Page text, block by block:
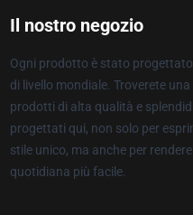
Il nostro negozio
Ogni prodotto è stato
di livello mondiale. Troverete
prodotti di alta qualità e
progettati qui, non solo per
stile unico, ma anche per
quotidiana più facile.